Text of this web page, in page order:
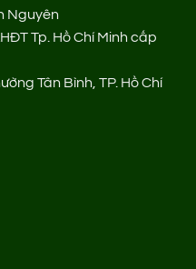
Nguyên
Tp. Hồ Chí Minh cấp
Tân Bình, TP. Hồ Chí